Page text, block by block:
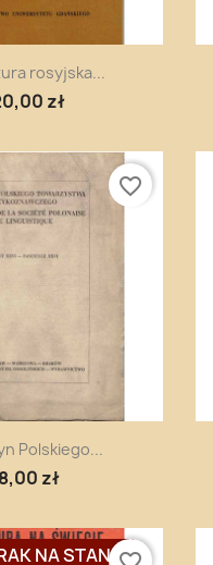
podgląd
rosyjska...
zł
podgląd
Polskiego...
8,00 zł
favorite_border
NA STANIE